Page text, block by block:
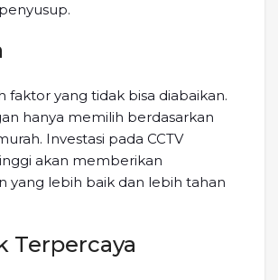
faktor yang tidak bisa diabaikan.
hanya memilih berdasarkan
Investasi pada CCTV
akan memberikan
yang lebih baik dan lebih tahan
Terpercaya